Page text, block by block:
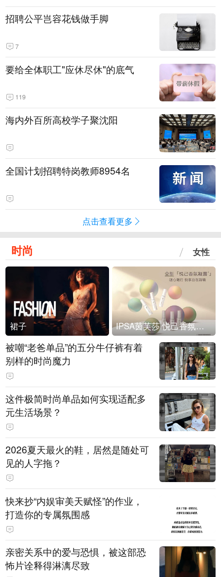
招聘公平岂容花钱做手脚
7
要给全体职工"应休尽休"的底气
119
海内外百所高校学子聚沈阳
全国计划招聘特岗教师8954名
点击查看更多
时尚 女性
裙子 IPSA茵芙莎 悦己香氛凝露上市
被嘲“老爸单品”的五分牛仔裤有着
别样的时尚魔力
这件极简时尚单品如何实现适配多
元生活场景？
2026夏天最火的鞋，居然是随处可
见的人字拖？
快来抄“内娱审美天赋怪”的作业，
打造你的专属氛围感
亲密关系中的爱与恐惧，被这部恐
怖片诠释得淋漓尽致